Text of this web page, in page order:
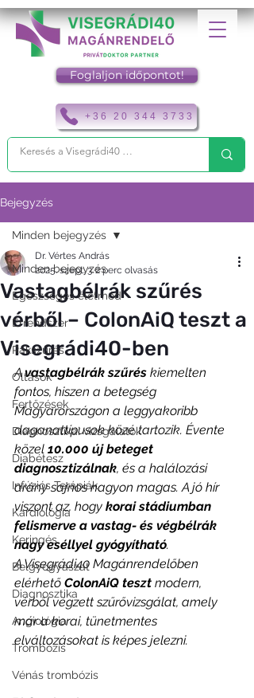
+36 20 344 3733
Foglaljon időpontot!
Bejegyzés
Minden bejegyzés
Egészséges életmód
Érrendszer
Rákszűrés
Oltások
Fertőzések
Diagnosztikai vizsgálatok
Diabétesz
Infúziós Terápiák
Kardiológia
Keringés
Belgyógyászat
Diagnosztika
Angiológia
Trombózis
Vénás trombózis
Minden bejegyzés
Vastagbélrák szűrés
vérből – ColonAiQ teszt a
Visegrádi40-ben
Dr. Vértes András
2025. szept. 3.2 perc olvasás
A vastagbélrák szűrés kiemelten
fontos, hiszen a betegség
Magyarországon a leggyakoribb
daganattípusok közé tartozik. Évente
közel 10.000 új beteget
diagnosztizálnak, és a halálozási
arány sajnos nagyon magas. A jó hír
viszont az, hogy korai stádiumban
felismerve a vastag- és végbélrák
nagy eséllyel gyógyítható.
A Visegrádi40 Magánrendelőben
elérhető ColonAiQ teszt modern,
vérből végzett szűrővizsgálat, amely
már a korai, tünetmentes
elváltozásokat is képes jelezni.